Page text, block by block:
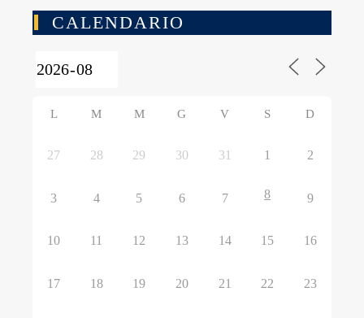
CALENDARIO
L M M G V S D
27 28 29 30 31 1 2
3 4 5 6 7 8 9
10 11 12 13 14 15 16
17 18 19 20 21 22 23